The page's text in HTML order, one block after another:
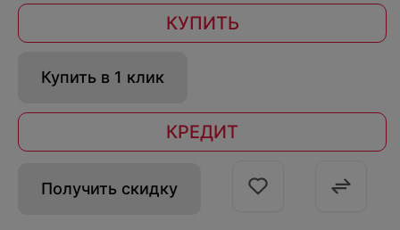
КУПИТЬ
Купить в 1 клик
КРЕДИТ
Получить скидку